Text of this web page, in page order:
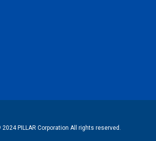
PILLAR Corporation All rights reserved.